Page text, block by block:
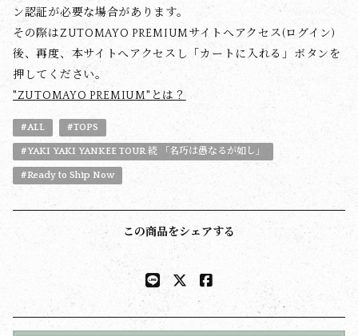
ン認証が必要な場合があります。
その際はZUTOMAYO PREMIUMサイトへアクセス(ログイン)
後、再度、本サイトへアクセスし「カートに入れる」ボタンを
押してください。
"ZUTOMAYO PREMIUM"とは？
#ALL #TOPS
#YAKI YAKI YANKEE TOUR 続 「名巧は愚なるが如し」
#Ready to Ship Now
この商品をシェアする